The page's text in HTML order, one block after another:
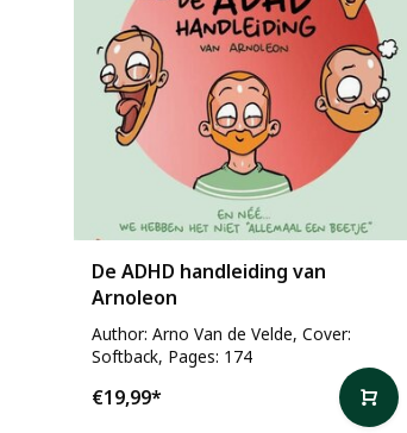
De ADHD handleiding van
Arnoleon
Author: Arno Van de Velde, Cover:
Softback, Pages: 174
€19,99*